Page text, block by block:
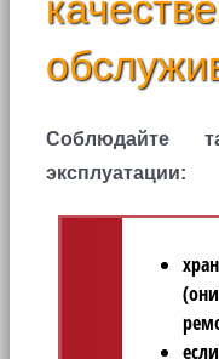
Соблюдайте
эксплуатации: